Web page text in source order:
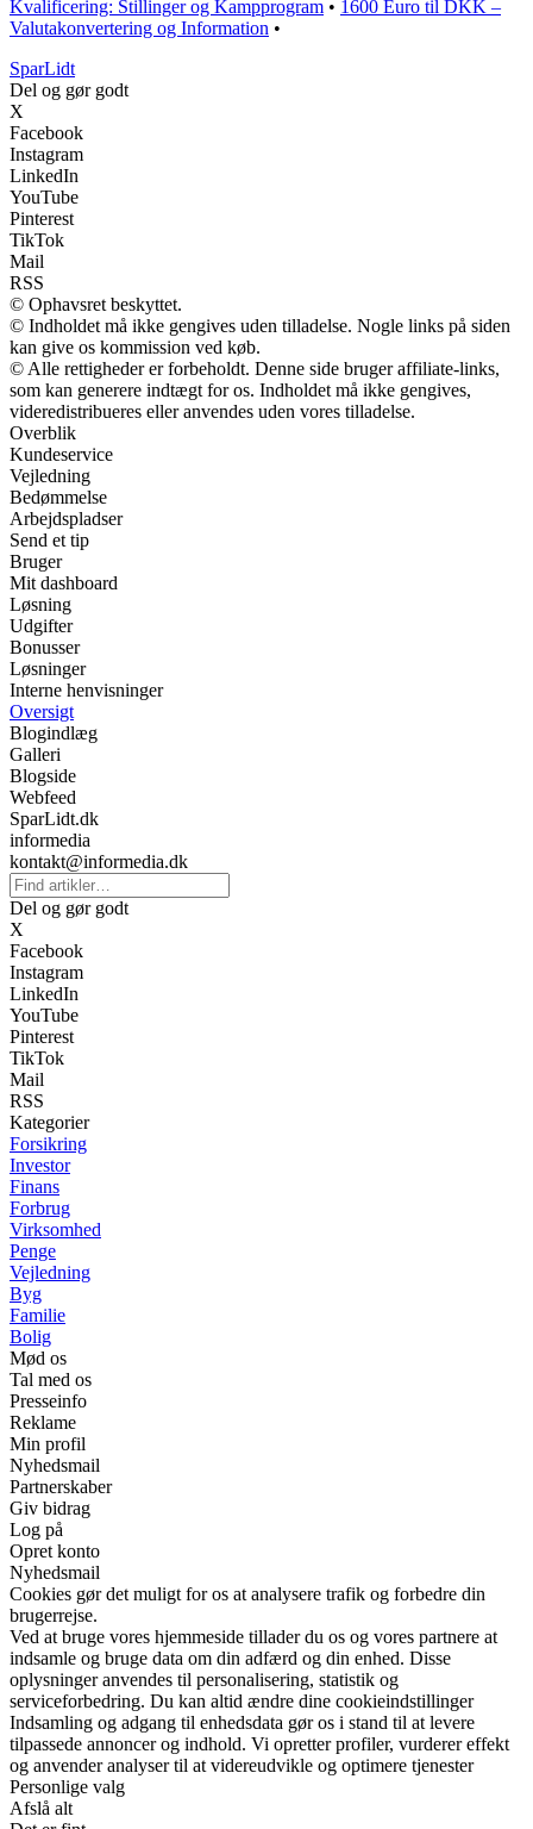
Kvalificering: Stillinger og Kampprogram • 1600 Euro til DKK –
Valutakonvertering og Information •
SparLidt
Del og gør godt
X
Facebook
Instagram
LinkedIn
YouTube
Pinterest
TikTok
Mail
RSS
© Ophavsret beskyttet.
© Indholdet må ikke gengives uden tilladelse. Nogle links på siden
kan give os kommission ved køb.
© Alle rettigheder er forbeholdt. Denne side bruger affiliate-links,
som kan generere indtægt for os. Indholdet må ikke gengives,
videredistribueres eller anvendes uden vores tilladelse.
Overblik
Kundeservice
Vejledning
Bedømmelse
Arbejdspladser
Send et tip
Bruger
Mit dashboard
Løsning
Udgifter
Bonusser
Løsninger
Interne henvisninger
Oversigt
Blogindlæg
Galleri
Blogside
Webfeed
SparLidt.dk
informedia
kontakt@informedia.dk
Del og gør godt
X
Facebook
Instagram
LinkedIn
YouTube
Pinterest
TikTok
Mail
RSS
Kategorier
Forsikring
Investor
Finans
Forbrug
Virksomhed
Penge
Vejledning
Byg
Familie
Bolig
Mød os
Tal med os
Presseinfo
Reklame
Min profil
Nyhedsmail
Partnerskaber
Giv bidrag
Log på
Opret konto
Nyhedsmail
Cookies gør det muligt for os at analysere trafik og forbedre din
brugerrejse.
Ved at bruge vores hjemmeside tillader du os og vores partnere at
indsamle og bruge data om din adfærd og din enhed. Disse
oplysninger anvendes til personalisering, statistik og
serviceforbedring. Du kan altid ændre dine cookieindstillinger
Indsamling og adgang til enhedsdata gør os i stand til at levere
tilpassede annoncer og indhold. Vi opretter profiler, vurderer effekt
og anvender analyser til at videreudvikle og optimere tjenester
Personlige valg
Afslå alt